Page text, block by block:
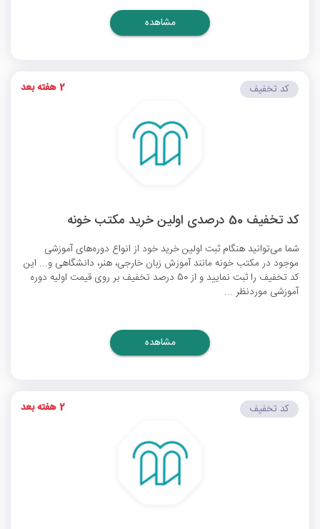
مشاهده
کد تخفیف 50 درصدی اولین خرید مکتب خونه
شما می‌توانید هنگام ثبت اولین خرید خود از انواع دوره‌های آموزشی
موجود در مکتب خونه مانند آموزش زبان خارجی، هنر، دانشگاهی و... این
کد تخفیف را ثبت نمایید و از 50 درصد تخفیف بر روی قیمت اولیه دوره
آموزشی موردنظر ...
کد تخفیف 2 هفته بعد
مشاهده
کد تخفیف 2 هفته بعد